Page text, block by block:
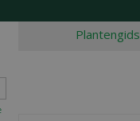
Plantengids